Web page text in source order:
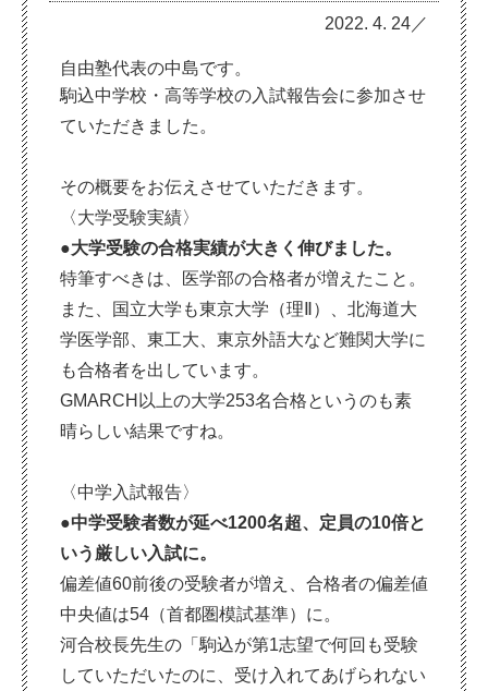
2022. 4. 24／
自由塾代表の中島です。
駒込中学校・高等学校の入試報告会に参加させ
ていただきました。
その概要をお伝えさせていただきます。
〈大学受験実績〉
●大学受験の合格実績が大きく伸びました。
特筆すべきは、医学部の合格者が増えたこと。
また、国立大学も東京大学（理Ⅱ）、北海道大
学医学部、東工大、東京外語大など難関大学に
も合格者を出しています。
GMARCH以上の大学253名合格というのも素
晴らしい結果ですね。
〈中学入試報告〉
●中学受験者数が延べ1200名超、定員の10倍と
いう厳しい入試に。
偏差値60前後の受験者が増え、合格者の偏差値
中央値は54（首都圏模試基準）に。
河合校長先生の「駒込が第1志望で何回も受験
していただいたのに、受け入れてあげられない